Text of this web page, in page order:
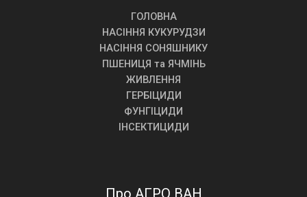
ГОЛОВНА
НАСІННЯ КУКУРУДЗИ
НАСІННЯ СОНЯШНИКУ
ПШЕНИЦЯ та ЯЧМІНЬ
ЖИВЛЕННЯ
ГЕРБІЦИДИ
ФУНГІЦИДИ
ІНСЕКТИЦИДИ